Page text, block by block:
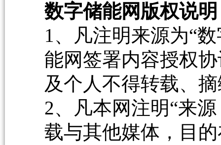
数字储能网版权说
1、凡注明来源为“
能网签署内容授权
及个人不得转载、
2、凡本网注明“来
载与其他媒体，目